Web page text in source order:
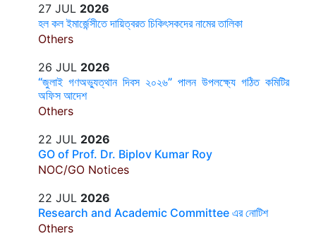
27 JUL 2026
হল কল ইমার্জেন্সীতে দায়িত্বরত চিকিৎসকদের নামের তালিকা
Others
26 JUL 2026
“জুলাই গণঅভ্যুত্থান দিবস ২০২৬” পালন উপলক্ষ্যে গঠিত কমিটির
অফিস আদেশ
Others
22 JUL 2026
GO of Prof. Dr. Biplov Kumar Roy
NOC/GO Notices
22 JUL 2026
Research and Academic Committee এর নোটিশ
Others